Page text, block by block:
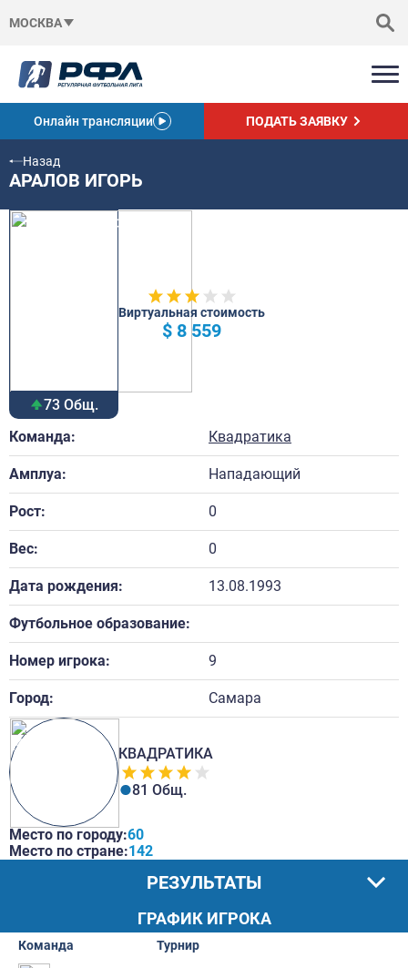
МОСКВА
Онлайн трансляции ПОДАТЬ ЗАЯВКУ
Назад
АРАЛОВ ИГОРЬ
73 Общ.
Виртуальная стоимость
$ 8 559
Команда: Квадратика
Амплуа: Нападающий
Рост: 0
Вес: 0
Дата рождения: 13.08.1993
Футбольное образование:
Номер игрока: 9
Город: Самара
КВАДРАТИКА
81 Общ.
Место по городу:60
Место по стране:142
РЕЗУЛЬТАТЫ
ГРАФИК ИГРОКА
Команда Турнир